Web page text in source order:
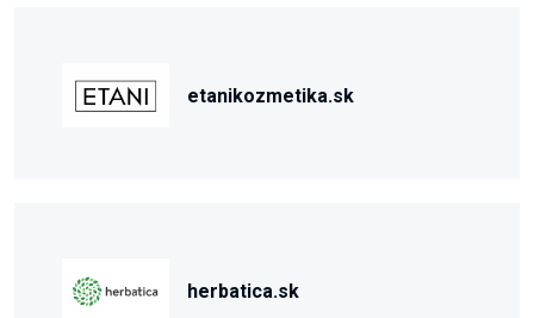
etanikozmetika.sk
herbatica.sk